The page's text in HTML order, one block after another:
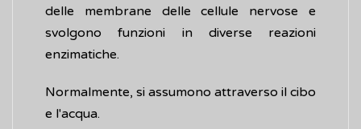
delle membrane delle cellule nervose e
svolgono funzioni in diverse reazioni
enzimatiche.
Normalmente, si assumono attraverso il cibo
e l'acqua.